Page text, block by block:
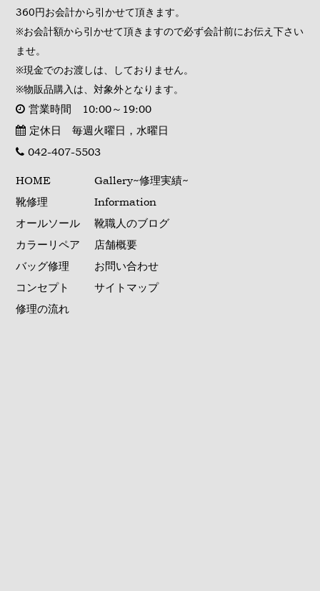
360円お会計から引かせて頂きます。
※お会計額から引かせて頂きますので必ず会計前にお伝え下さい
ませ。
※現金でのお渡しは、しておりません。
※物販品購入は、対象外となります。
営業時間 10:00～19:00
定休日 毎週火曜日，水曜日
042-407-5503
HOME
靴修理
オールソール
カラーリペア
バッグ修理
コンセプト
修理の流れ
Gallery~修理実績~
Information
靴職人のブログ
店舗概要
お問い合わせ
サイトマップ